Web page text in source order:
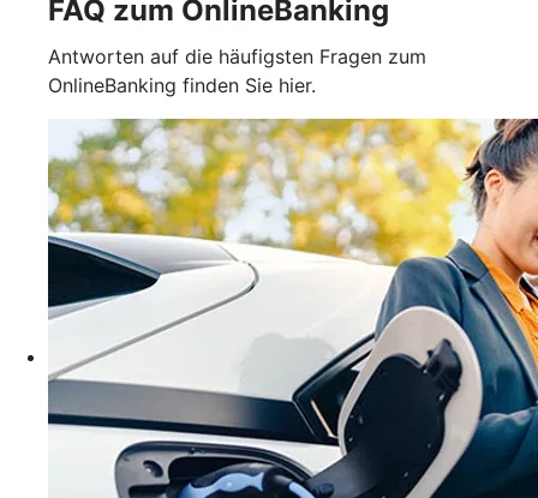
FAQ zum OnlineBanking
Antworten auf die häufigsten Fragen zum
OnlineBanking finden Sie hier.